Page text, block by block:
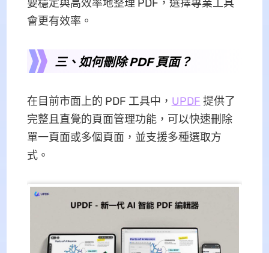
要穩定與高效率地整理 PDF，選擇專業工具
會更有效率。
三、如何刪除 PDF 頁面？
在目前市面上的 PDF 工具中， UPDF 提供了
完整且直覺的頁面管理功能，可以快速刪除
單一頁面或多個頁面，並支援多種選取方
式。